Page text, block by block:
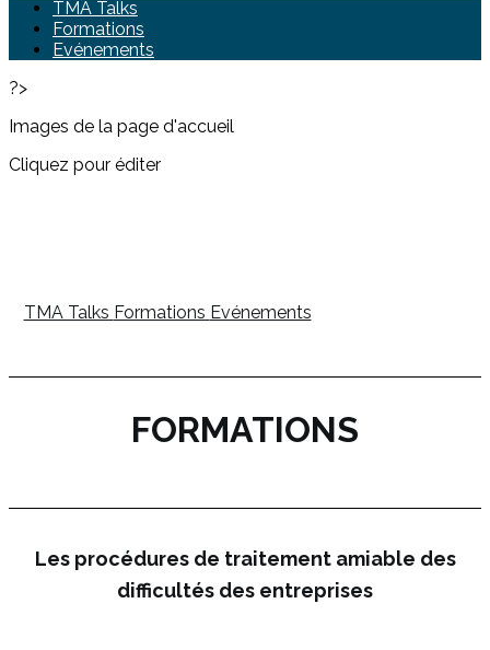
TMA Talks
Formations
Evénements
?>
Images de la page d'accueil
Cliquez pour éditer
TMA Talks Formations Evénements
FORMATIONS
Les procédures de traitement amiable des
difficultés des entreprises